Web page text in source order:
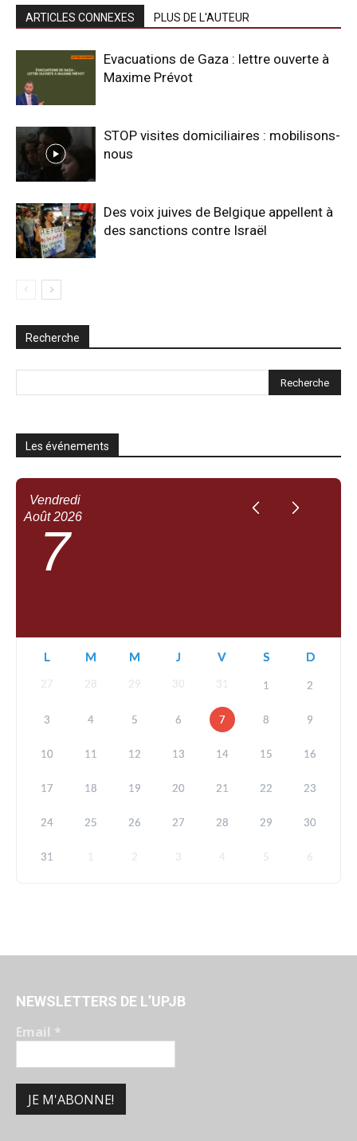
ARTICLES CONNEXES PLUS DE L'AUTEUR
Evacuations de Gaza : lettre ouverte à
Maxime Prévot
STOP visites domiciliaires : mobilisons-
nous
Des voix juives de Belgique appellent à
des sanctions contre Israël
Recherche
Les événements
Vendredi
Août 2026
7
L M M J V S D
27 28 29 30 31 1 2
3 4 5 6 7 8 9
10 11 12 13 14 15 16
17 18 19 20 21 22 23
24 25 26 27 28 29 30
31 1 2 3 4 5 6
NEWSLETTERS DE L’UPJB
Email *